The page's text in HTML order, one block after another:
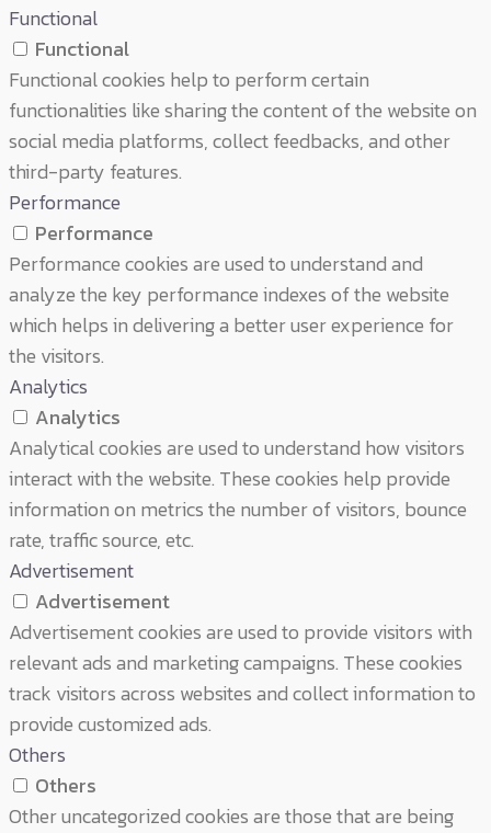
Functional
Functional
Functional cookies help to perform certain
functionalities like sharing the content of the website on
social media platforms, collect feedbacks, and other
third-party features.
Performance
Performance
Performance cookies are used to understand and
analyze the key performance indexes of the website
which helps in delivering a better user experience for
the visitors.
Analytics
Analytics
Analytical cookies are used to understand how visitors
interact with the website. These cookies help provide
information on metrics the number of visitors, bounce
rate, traffic source, etc.
Advertisement
Advertisement
Advertisement cookies are used to provide visitors with
relevant ads and marketing campaigns. These cookies
track visitors across websites and collect information to
provide customized ads.
Others
Others
Other uncategorized cookies are those that are being